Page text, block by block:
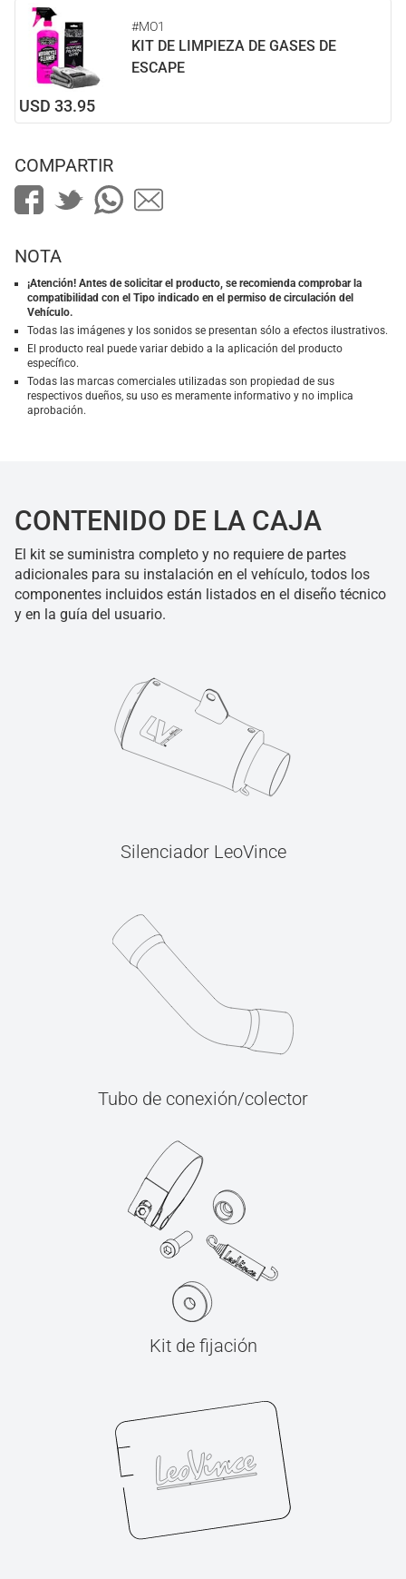
#MO1
KIT DE LIMPIEZA DE GASES DE
ESCAPE
USD 33.95
COMPARTIR
NOTA
¡Atención! Antes de solicitar el producto, se recomienda comprobar la
compatibilidad con el Tipo indicado en el permiso de circulación del
Vehículo.
Todas las imágenes y los sonidos se presentan sólo a efectos ilustrativos.
El producto real puede variar debido a la aplicación del producto
específico.
Todas las marcas comerciales utilizadas son propiedad de sus
respectivos dueños, su uso es meramente informativo y no implica
aprobación.
CONTENIDO DE LA CAJA
El kit se suministra completo y no requiere de partes
adicionales para su instalación en el vehículo, todos los
componentes incluidos están listados en el diseño técnico
y en la guía del usuario.
Silenciador LeoVince
Tubo de conexión/colector
Kit de fijación